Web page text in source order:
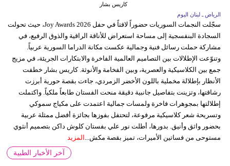
كاريس بشار
الرياض ـ لبنان اليوم
سجّلت النجمات السوريات حضوراً لافتاً في حفل Joy Awards 2026، حيث تحولت
السجادة البنفسجية إلى مساحة استعراض للأناقة الراقية والذوق الرفيع، في
مشاركة حملت رسائل فنية وجمالية عكست مكانة الدراما السورية عربياً.
وتنوّعت الإطلالات بين التصاميم العالمية الفاخرة والابتكارات الجريئة، في مزيج
جمع بين الكلاسيكية والعصرية، وبين الفخامة والأنوثة. كاريس بشار خطفت
الأنظار بإطلالة مخملية باللون الأخضر الزمردي، جاءت بقصة حورية أبرزت
رشاقتها، وتزينت بتفاصيل جانبية دقيقة منحت الفستان طابعاً ملكياً. واكتملت
إطلالتها بمجوهرات فاخرة ولمسات جمالية اعتمدت على مكياج سموكي
وتسريحة شعر كلاسيكية مرفوعة، لتحتفل بفوزها بجائزة أفضل ممثلة عربية
بحضور واثق وأنيق. بدورها، أطلت نور علي بفستان كلوش داكن بتصميم أنثوي
مستوحى من فساتين الأميرات، تميز بقصة مكش... المزيد
آخر الأخبار الطبية